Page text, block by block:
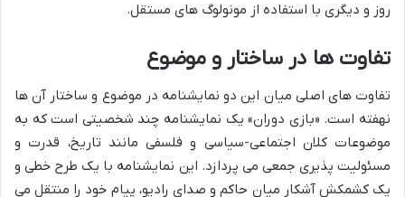
روز و دیگری با استفاده از مونولوگ های مستقل.
تفاوت ها در ساختار و موضوع
تفاوت های اصلی میان این دو نمایشنامه در موضوع و ساختار آن ها
نهفته است. «بازی دوران» یک نمایشنامه چند شخصیتی است که به
موضوعات کلان اجتماعی-سیاسی و فلسفی مانند تاریخ، قدرت و
مسئولیت پذیری جمعی می پردازد. این نمایشنامه با یک طرح خطی و
یک کشمکش آشکار میان حاکم و صدای رادیو، پیام خود را منتقل می